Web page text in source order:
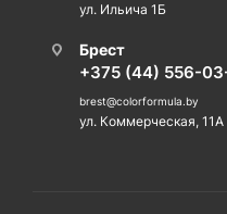
ул. Ильича 1Б
Брест
+375 (44) 556-
brest@colorformula.by
ул. Коммерческая, 11А